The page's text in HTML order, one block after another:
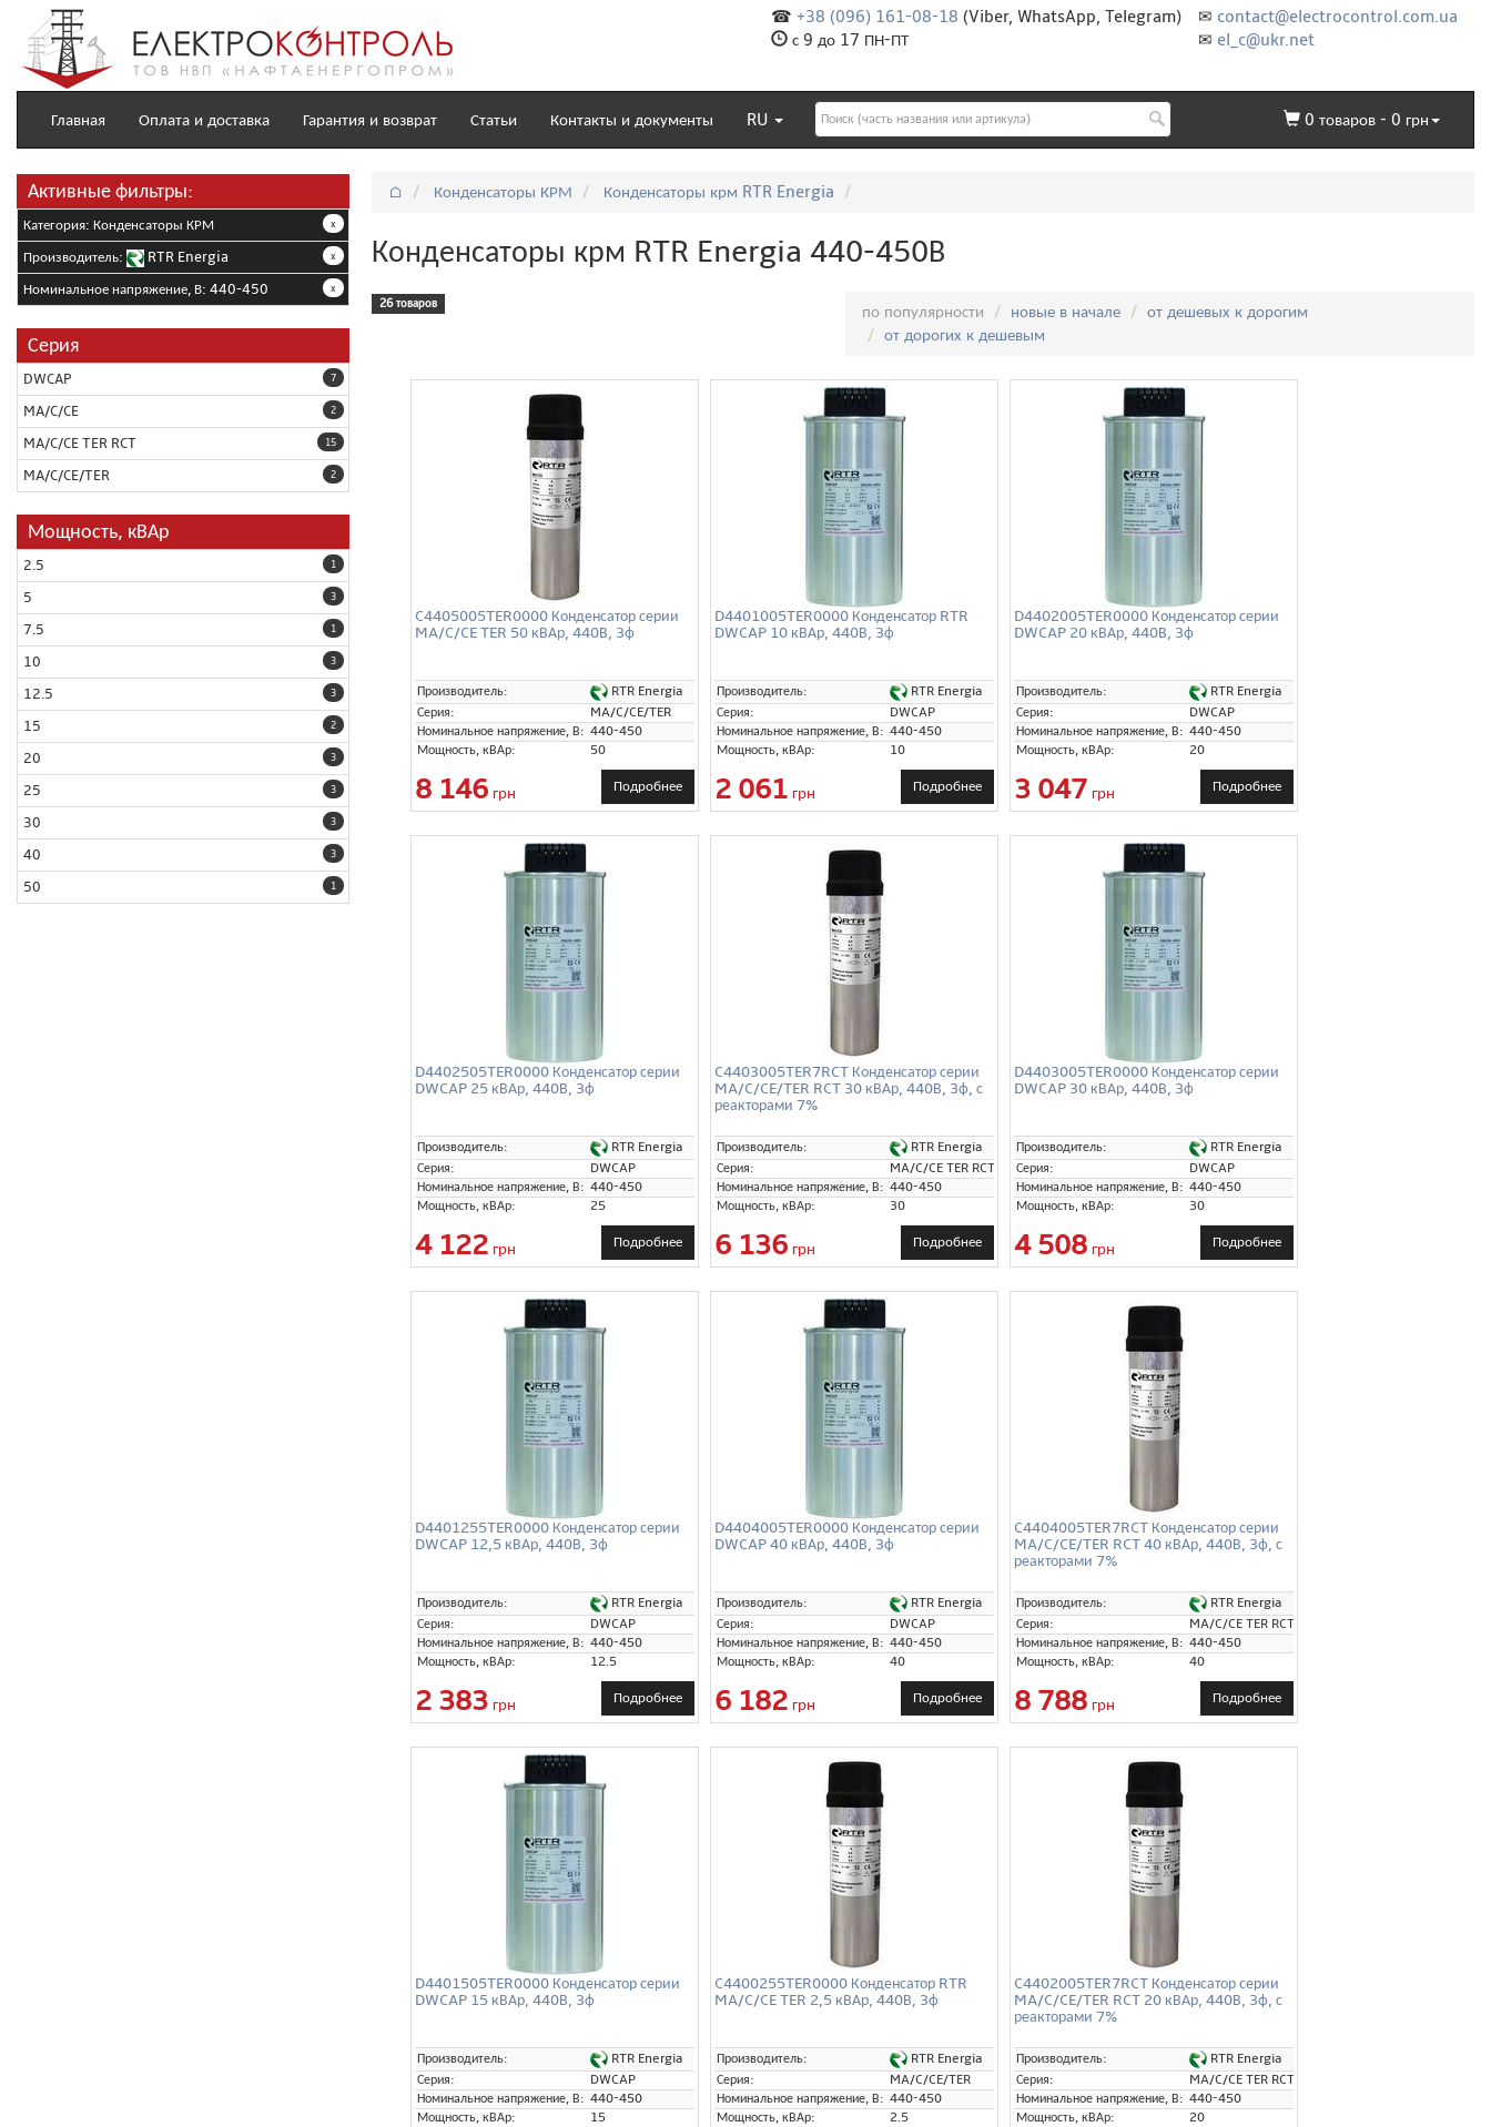
✉ contact@electrocontrol.com.ua
✉ el_c@ukr.net
☎ +38 (096) 161-08-18 (Viber, WhatsApp, Telegram)
с 9 до 17 ПН-ПТ
Главная Оплата и доставка Гарантия и возврат Статьи Контакты и документы RU 0 товаров - 0 грн
Активные фильтры:
x
Категория: Конденсаторы КРМ
x
Производитель: RTR Energia
x
Номинальное напряжение, В: 440-450
Серия
7
DWCAP
2
MA/C/CE
15
MA/C/CE TER RCT
2
MA/C/CE/TER
Мощность, кВАр
1
2.5
3
5
1
7.5
3
10
3
12.5
2
15
3
20
3
25
3
30
3
40
1
50
⌂ Конденсаторы КРМ Конденсаторы крм RTR Energia
Конденсаторы крм RTR Energia 440-450В
26 товаров по популярности новые в начале
от дешевых к дорогим
от дорогих к дешевым
C4405005TER0000 Конденсатор серии
MA/C/CE TER 50 кВАр, 440В, 3ф
Производитель:
RTR Energia
Серия:
MA/C/CE/TER
Номинальное напряжение, В: 440-450
Мощность, кВАр:
50
8 146 грн Подробнее
D4401005TER0000 Конденсатор RTR
DWCAP 10 кВАр, 440В, 3ф
Производитель:
RTR Energia
Серия:
DWCAP
Номинальное напряжение, В: 440-450
Мощность, кВАр:
10
2 061 грн Подробнее
D4402005TER0000 Конденсатор серии
DWCAP 20 кВАр, 440В, 3ф
Производитель:
RTR Energia
Серия:
DWCAP
Номинальное напряжение, В: 440-450
Мощность, кВАр:
20
3 047 грн Подробнее
D4402505TER0000 Конденсатор серии
DWCAP 25 кВАр, 440В, 3ф
Производитель:
RTR Energia
Серия:
DWCAP
Номинальное напряжение, В: 440-450
Мощность, кВАр:
25
4 122 грн Подробнее
C4403005TER7RCT Конденсатор серии
MA/C/CE/TER RCT 30 кВАр, 440В, 3ф, с
реакторами 7%
Производитель:
RTR Energia
Серия:
MA/C/CE TER RCT
Номинальное напряжение, В: 440-450
Мощность, кВАр:
30
6 136 грн Подробнее
D4403005TER0000 Конденсатор серии
DWCAP 30 кВАр, 440В, 3ф
Производитель:
RTR Energia
Серия:
DWCAP
Номинальное напряжение, В: 440-450
Мощность, кВАр:
30
4 508 грн Подробнее
D4401255TER0000 Конденсатор серии
DWCAP 12,5 кВАр, 440В, 3ф
Производитель:
RTR Energia
Серия:
DWCAP
Номинальное напряжение, В: 440-450
Мощность, кВАр:
12.5
2 383 грн Подробнее
D4404005TER0000 Конденсатор серии
DWCAP 40 кВАр, 440В, 3ф
Производитель:
RTR Energia
Серия:
DWCAP
Номинальное напряжение, В: 440-450
Мощность, кВАр:
40
6 182 грн Подробнее
C4404005TER7RCT Конденсатор серии
MA/C/CE/TER RCT 40 кВАр, 440В, 3ф, с
реакторами 7%
Производитель:
RTR Energia
Серия:
MA/C/CE TER RCT
Номинальное напряжение, В: 440-450
Мощность, кВАр:
40
8 788 грн Подробнее
D4401505TER0000 Конденсатор серии
DWCAP 15 кВАр, 440В, 3ф
Производитель:
RTR Energia
Серия:
DWCAP
Номинальное напряжение, В: 440-450
Мощность, кВАр:
15
C4400255TER0000 Конденсатор RTR
MA/C/CE TER 2,5 кВАр, 440В, 3ф
Производитель:
RTR Energia
Серия:
MA/C/CE/TER
Номинальное напряжение, В: 440-450
Мощность, кВАр:
2.5
C4402005TER7RCT Конденсатор серии
MA/C/CE/TER RCT 20 кВАр, 440В, 3ф, с
реакторами 7%
Производитель:
RTR Energia
Серия:
MA/C/CE TER RCT
Номинальное напряжение, В: 440-450
Мощность, кВАр:
20